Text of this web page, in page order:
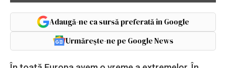
Adaugă-ne ca sursă preferată în Google
Urmărește-ne pe Google News